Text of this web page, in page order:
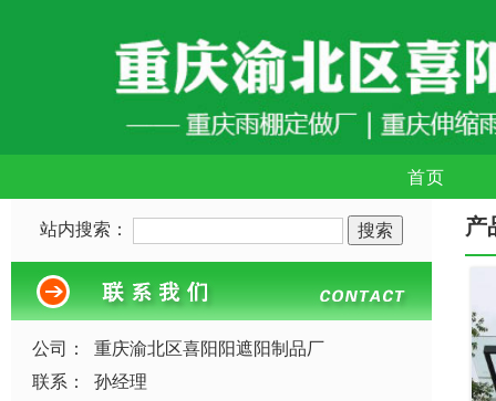
首页
站内搜索：
公司：
重庆渝北区喜阳阳遮阳制品厂
联系：
孙经理
产